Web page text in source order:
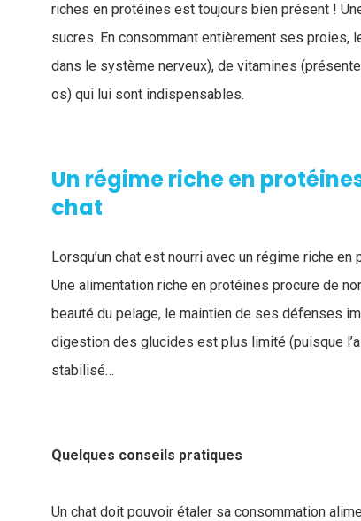
riches en protéines est toujours bien présent !
sucres. En consommant entièrement ses proies,
dans le système nerveux), de vitamines
os) qui lui sont indispensables.
Un régime riche en
chat
Lorsqu’un chat est nourri avec un régime riche
Une alimentation riche en protéines procure de
beauté du pelage, le maintien de ses défenses
digestion des glucides est plus limité (puisque
stabilisé…
Quelques conseils pratiques
Un chat doit pouvoir étaler sa consommation